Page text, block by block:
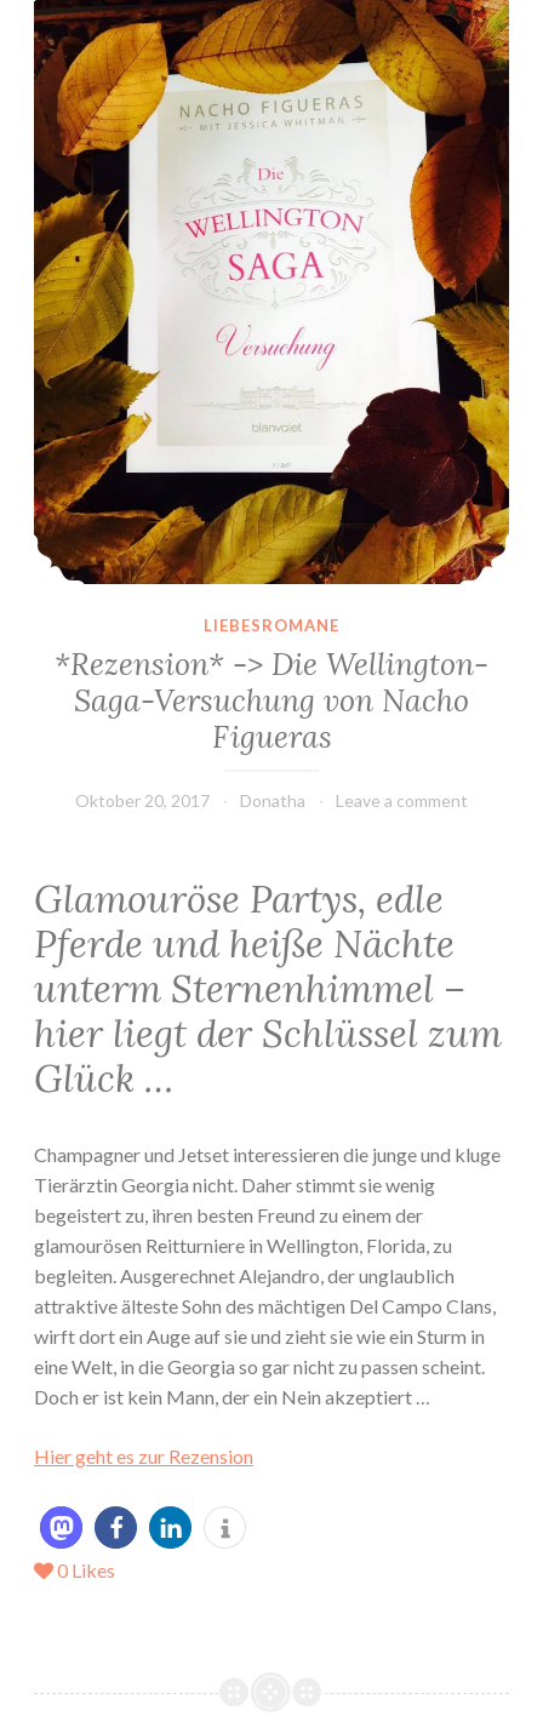
LIEBESROMANE
*Rezension* -> Die Wellington-
Saga-Versuchung von Nacho
Figueras
Oktober 20, 2017 Donatha Leave a comment
Glamouröse Partys, edle
Pferde und heiße Nächte
unterm Sternenhimmel –
hier liegt der Schlüssel zum
Glück …
Champagner und Jetset interessieren die junge und kluge
Tierärztin Georgia nicht. Daher stimmt sie wenig
begeistert zu, ihren besten Freund zu einem der
glamourösen Reitturniere in Wellington, Florida, zu
begleiten. Ausgerechnet Alejandro, der unglaublich
attraktive älteste Sohn des mächtigen Del Campo Clans,
wirft dort ein Auge auf sie und zieht sie wie ein Sturm in
eine Welt, in die Georgia so gar nicht zu passen scheint.
Doch er ist kein Mann, der ein Nein akzeptiert …
Hier geht es zur Rezension
0 Likes